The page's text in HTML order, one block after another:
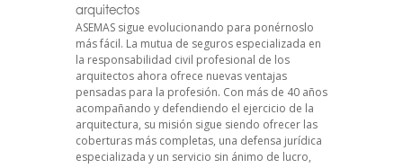
arquitectos
ASEMAS sigue evolucionando para ponérnoslo
más fácil. La mutua de seguros especializada en
la responsabilidad civil profesional de los
arquitectos ahora ofrece nuevas ventajas
pensadas para la profesión. Con más de 40 años
acompañando y defendiendo el ejercicio de la
arquitectura, su misión sigue siendo ofrecer las
coberturas más completas, una defensa jurídica
especializada y un servicio sin ánimo de lucro,